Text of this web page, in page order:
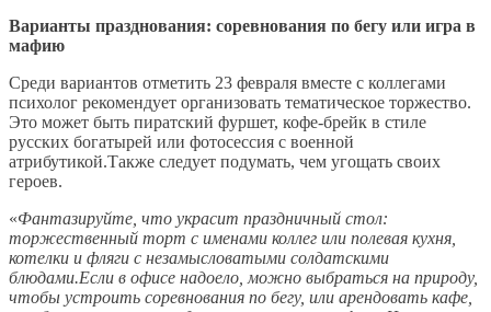
Варианты празднования: соревнования по бегу или игра в
мафию
Среди вариантов отметить 23 февраля вместе с коллегами
психолог рекомендует организовать тематическое торжество.
Это может быть пиратский фуршет, кофе-брейк в стиле
русских богатырей или фотосессия с военной
атрибутикой.Также следует подумать, чем угощать своих
героев.
«Фантазируйте, что украсит праздничный стол:
торжественный торт с именами коллег или полевая кухня,
котелки и фляги с незамысловатыми солдатскими
блюдами.Если в офисе надоело, можно выбраться на природу,
чтобы устроить соревнования по бегу, или арендовать кафе,